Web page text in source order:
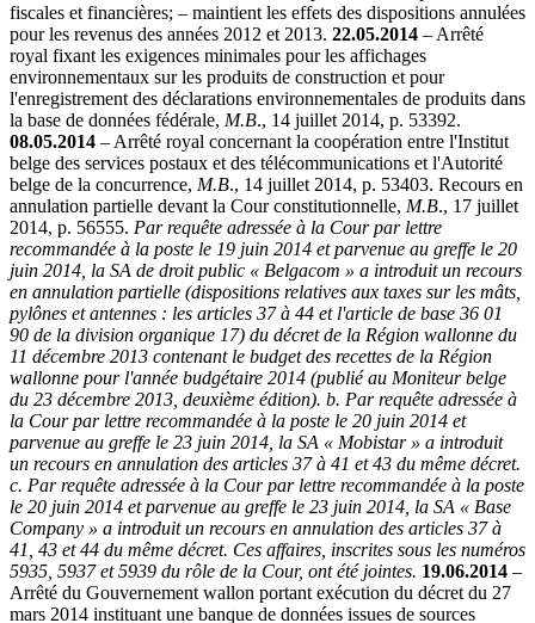
fiscales et financières; – maintient les effets des dispositions annulées
pour les revenus des années 2012 et 2013. 22.05.2014 – Arrêté
royal fixant les exigences minimales pour les affichages
environnementaux sur les produits de construction et pour
l'enregistrement des déclarations environnementales de produits dans
la base de données fédérale, M.B., 14 juillet 2014, p. 53392.
08.05.2014 – Arrêté royal concernant la coopération entre l'Institut
belge des services postaux et des télécommunications et l'Autorité
belge de la concurrence, M.B., 14 juillet 2014, p. 53403. Recours en
annulation partielle devant la Cour constitutionnelle, M.B., 17 juillet
2014, p. 56555. Par requête adressée à la Cour par lettre
recommandée à la poste le 19 juin 2014 et parvenue au greffe le 20
juin 2014, la SA de droit public « Belgacom » a introduit un recours
en annulation partielle (dispositions relatives aux taxes sur les mâts,
pylônes et antennes : les articles 37 à 44 et l'article de base 36 01
90 de la division organique 17) du décret de la Région wallonne du
11 décembre 2013 contenant le budget des recettes de la Région
wallonne pour l'année budgétaire 2014 (publié au Moniteur belge
du 23 décembre 2013, deuxième édition). b. Par requête adressée à
la Cour par lettre recommandée à la poste le 20 juin 2014 et
parvenue au greffe le 23 juin 2014, la SA « Mobistar » a introduit
un recours en annulation des articles 37 à 41 et 43 du même décret.
c. Par requête adressée à la Cour par lettre recommandée à la poste
le 20 juin 2014 et parvenue au greffe le 23 juin 2014, la SA « Base
Company » a introduit un recours en annulation des articles 37 à
41, 43 et 44 du même décret. Ces affaires, inscrites sous les numéros
5935, 5937 et 5939 du rôle de la Cour, ont été jointes. 19.06.2014 –
Arrêté du Gouvernement wallon portant exécution du décret du 27
mars 2014 instituant une banque de données issues de sources